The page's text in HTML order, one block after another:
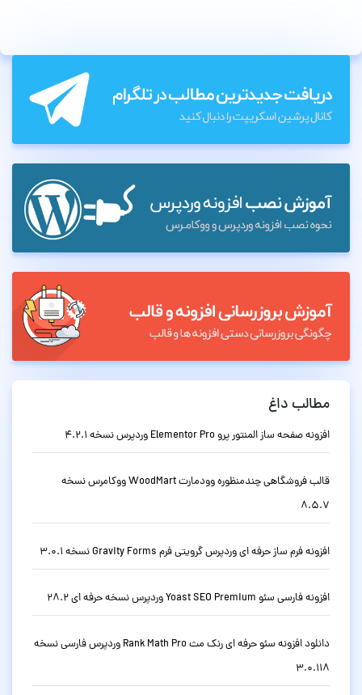
مطالب داغ
افزونه صفحه ساز المنتور پرو Elementor Pro وردپرس نسخه 4.2.1
قالب فروشگاهی چندمنظوره وودمارت WoodMart ووکامرس نسخه
8.5.7
افزونه فرم ساز حرفه ای وردپرس گرویتی فرم Gravity Forms نسخه 3.0.1
افزونه فارسی سئو Yoast SEO Premium وردپرس نسخه حرفه ای 28.2
دانلود افزونه سئو حرفه ای رنک مث Rank Math Pro وردپرس فارسی نسخه
3.0.118